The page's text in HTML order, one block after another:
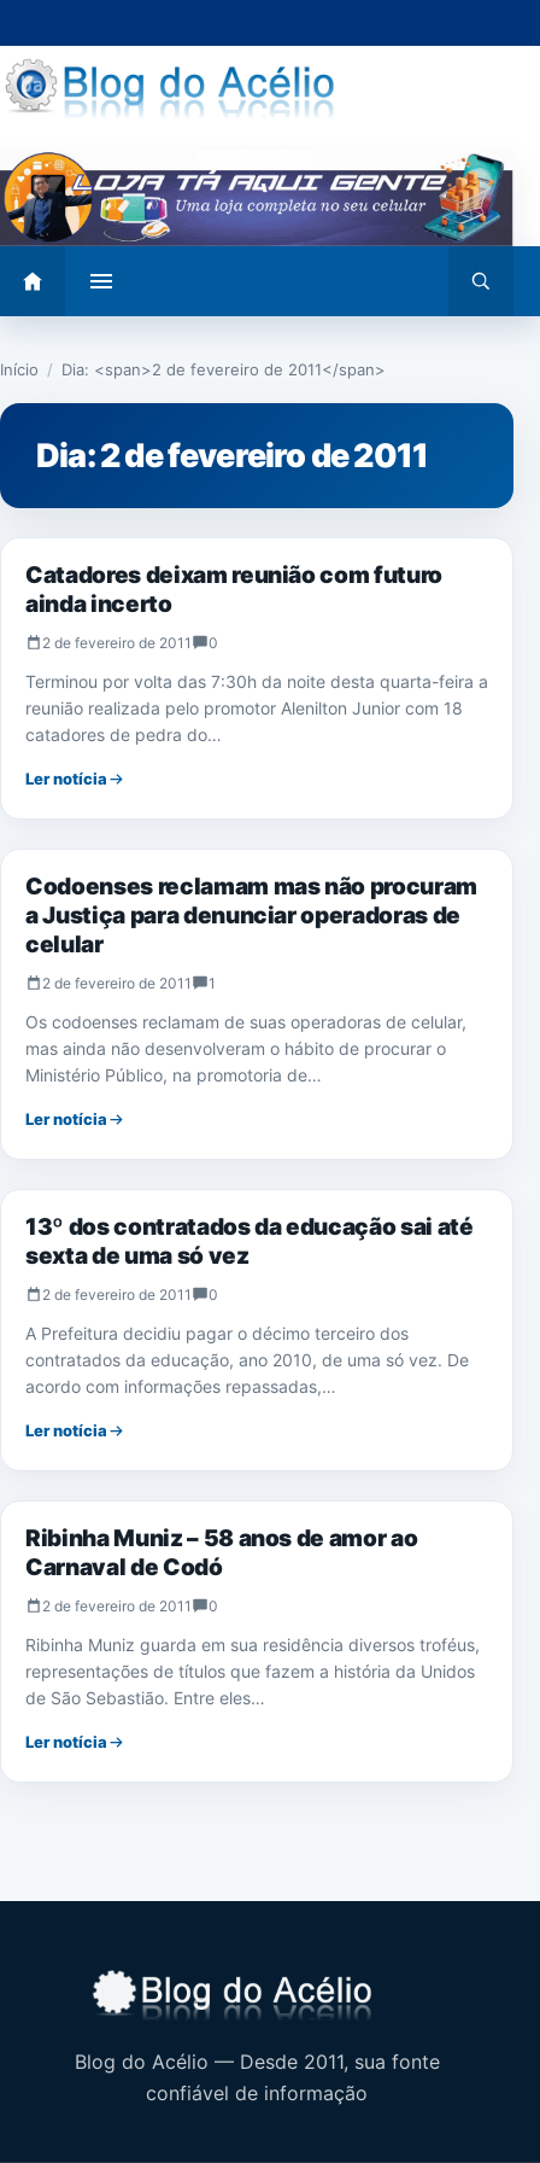
para
o
conteúdo
menu
busca
Início / Dia: <span>2 de fevereiro de 2011</span>
Dia:2 de fevereiro de 2011
NOTÍCIAS
Catadores deixam reunião com futuro
ainda incerto
2 de fevereiro de 2011 0
Terminou por volta das 7:30h da noite desta quarta-feira a
reunião realizada pelo promotor Alenilton Junior com 18
catadores de pedra do…
Ler notícia
NOTÍCIAS
Codoenses reclamam mas não procuram
a Justiça para denunciar operadoras de
celular
2 de fevereiro de 2011 1
Os codoenses reclamam de suas operadoras de celular,
mas ainda não desenvolveram o hábito de procurar o
Ministério Público, na promotoria de…
Ler notícia
EDUCAÇÃO
13º dos contratados da educação sai até
sexta de uma só vez
2 de fevereiro de 2011 0
A Prefeitura decidiu pagar o décimo terceiro dos
contratados da educação, ano 2010, de uma só vez. De
acordo com informações repassadas,…
Ler notícia
CARNAVAL 2011
Ribinha Muniz – 58 anos de amor ao
Carnaval de Codó
2 de fevereiro de 2011 0
Ribinha Muniz guarda em sua residência diversos troféus,
representações de títulos que fazem a história da Unidos
de São Sebastião. Entre eles…
Ler notícia
Blog do Acélio — Desde 2011, sua fonte
confiável de informação